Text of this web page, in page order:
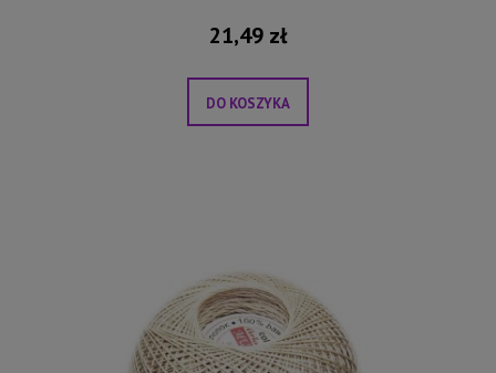
21,49 zł
DO KOSZYKA